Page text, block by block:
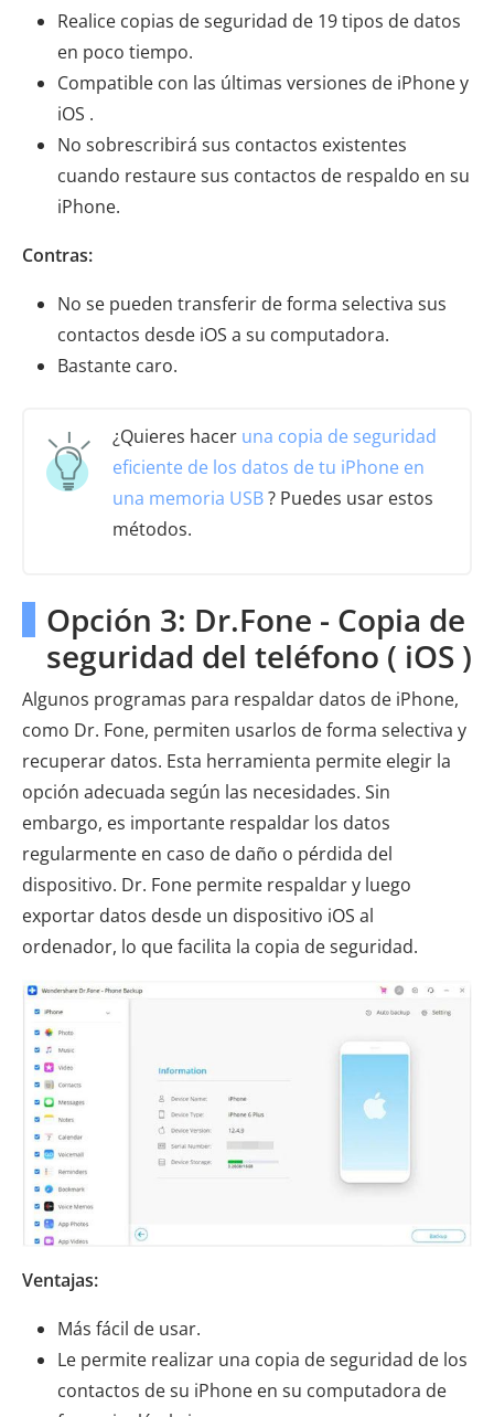
Realice copias de seguridad de 19 tipos de datos
en poco tiempo.
Compatible con las últimas versiones de iPhone y
iOS .
No sobrescribirá sus contactos existentes
cuando restaure sus contactos de respaldo en su
iPhone.
Contras:
No se pueden transferir de forma selectiva sus
contactos desde iOS a su computadora.
Bastante caro.
¿Quieres hacer una copia de seguridad
eficiente de los datos de tu iPhone en
una memoria USB? Puedes usar estos
métodos.
Opción 3: Dr.Fone - Copia de
seguridad del teléfono ( iOS )
Algunos programas para respaldar datos de iPhone,
como Dr. Fone, permiten usarlos de forma selectiva y
recuperar datos. Esta herramienta permite elegir la
opción adecuada según las necesidades. Sin
embargo, es importante respaldar los datos
regularmente en caso de daño o pérdida del
dispositivo. Dr. Fone permite respaldar y luego
exportar datos desde un dispositivo iOS al
ordenador, lo que facilita la copia de seguridad.
Ventajas:
Más fácil de usar.
Le permite realizar una copia de seguridad de los
contactos de su iPhone en su computadora de